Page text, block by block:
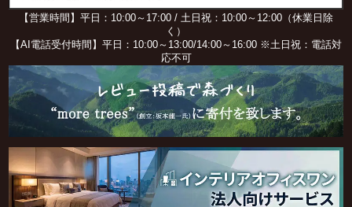
【営業時間】平日：10:00～17:00 / 土日祝：10:00～12:00（休業日除
く）
【AI電話受付時間】平日：10:00～13:00/14:00～16:00 ※土日祝：電話対
応不可